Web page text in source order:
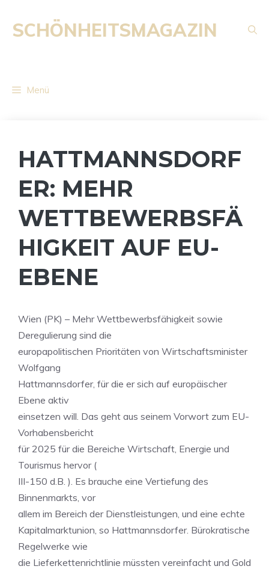
Inhalt
springen
SCHÖNHEITSMAGAZIN
Menü
HATTMANNSDORF
ER: MEHR
WETTBEWERBSFÄ
HIGKEIT AUF EU-
EBENE
Wien (PK) – Mehr Wettbewerbsfähigkeit sowie
Deregulierung sind die
europapolitischen Prioritäten von Wirtschaftsminister
Wolfgang
Hattmannsdorfer, für die er sich auf europäischer
Ebene aktiv
einsetzen will. Das geht aus seinem Vorwort zum EU-
Vorhabensbericht
für 2025 für die Bereiche Wirtschaft, Energie und
Tourismus hervor (
III-150 d.B. ). Es brauche eine Vertiefung des
Binnenmarkts, vor
allem im Bereich der Dienstleistungen, und eine echte
Kapitalmarktunion, so Hattmannsdorfer. Bürokratische
Regelwerke wie
die Lieferkettenrichtlinie müssten vereinfacht und Gold